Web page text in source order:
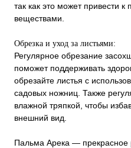
так как это может привести к
веществами.
Обрезка и уход за листьями:
Регулярное обрезание
поможет поддерживать
обрезайте листья с
садовых ножниц. Также
влажной тряпкой, чтобы
внешний вид.
Пальма Арека — прекрасное